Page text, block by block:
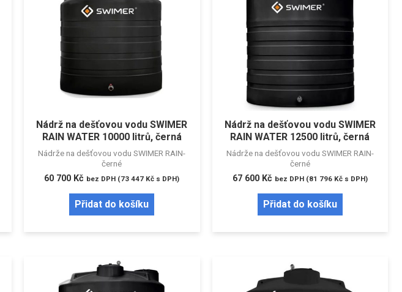
Nádrž na dešťovou vodu SWIMER
RAIN WATER 10000 litrů, černá
Nádrže na dešťovou vodu SWIMER RAIN-
černé
60 700 Kč bez DPH (73 447 Kč s DPH)
Přidat do košíku
Nádrž na dešťovou vodu SWIMER
RAIN WATER 12500 litrů, černá
Nádrže na dešťovou vodu SWIMER RAIN-
černé
67 600 Kč bez DPH (81 796 Kčs DPH)
Přidat do košíku